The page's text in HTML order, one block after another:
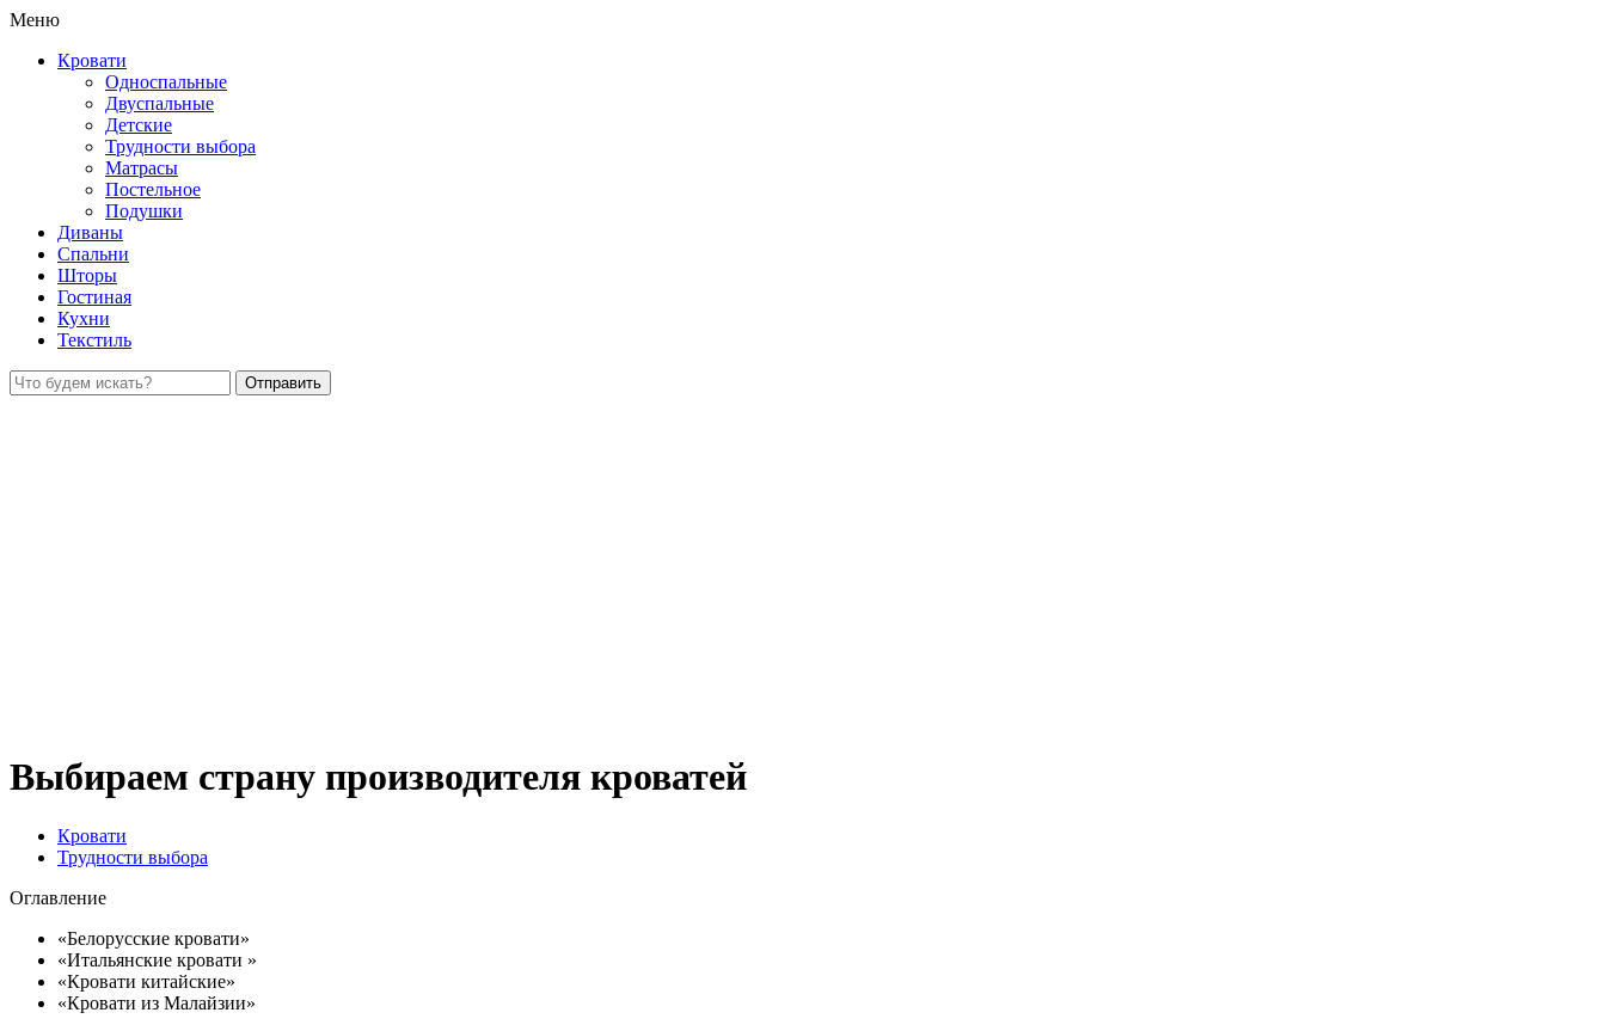
Меню
Кровати
Односпальные
Двуспальные
Детские
Трудности выбора
Матрасы
Постельное
Подушки
Диваны
Спальни
Шторы
Гостиная
Кухни
Текстиль
Выбираем страну производителя кроватей
Кровати
Трудности выбора
Оглавление
«Белорусские кровати»
«Итальянские кровати »
«Кровати китайские»
«Кровати из Малайзии»